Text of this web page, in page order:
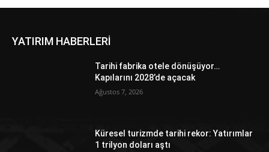
YATIRIM HABERLERİ
Tarihi fabrika otele dönüşüyor…
Kapılarını 2028’de açacak
Ağustos 7, 2026
Küresel turizmde tarihi rekor: Yatırımlar
1 trilyon doları aştı